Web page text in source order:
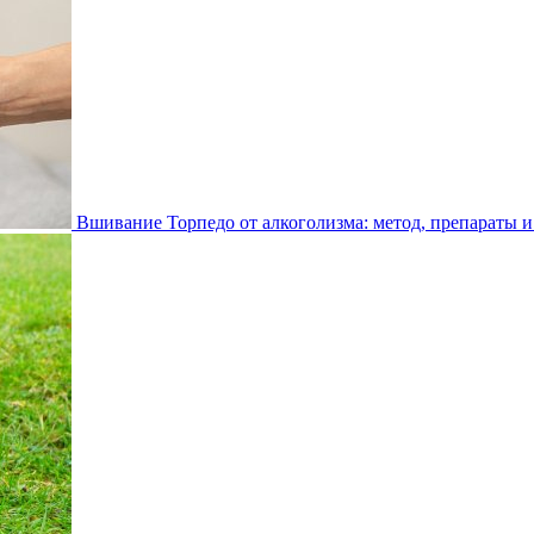
Вшивание Торпедо от алкоголизма: метод, препараты